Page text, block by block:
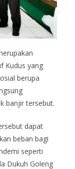
Kudus yang
berupa
banjir tersebut.
dapat
beban bagi
seperti
Dukuh Goleng